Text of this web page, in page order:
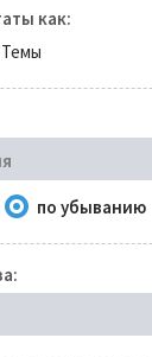
как:
Темы
по убыванию